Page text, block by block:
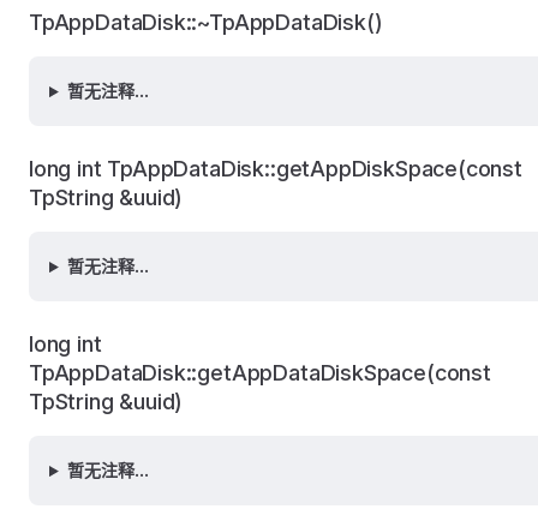
TpAppDataDisk::~TpAppDataDisk()
暂无注释...
long int TpAppDataDisk::getAppDiskSpace(const
TpString &uuid)
暂无注释...
long int
TpAppDataDisk::getAppDataDiskSpace(const
TpString &uuid)
暂无注释...